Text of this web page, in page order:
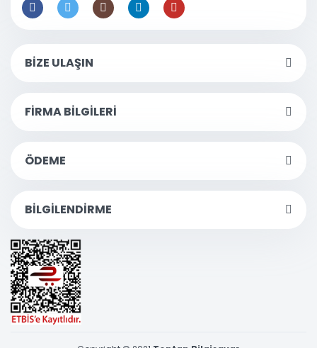
BİZE ULAŞIN
FİRMA BİLGİLERİ
ÖDEME
BİLGİLENDİRME